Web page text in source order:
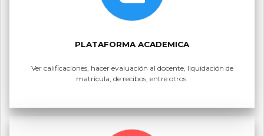
PLATAFORMA ACADEMICA
Ver calificaciones, hacer evaluación al docente, liquidación de
matrícula, de recibos, entre otros.